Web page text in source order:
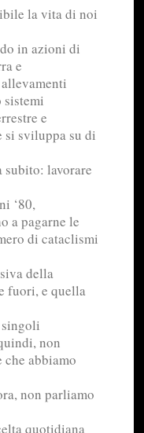
la vita di noi
in azioni di
e
e
si sviluppa su di
subito: lavorare
‘80,
a pagarne le
di cataclismi
della
fuori, e quella
singoli
non
abbiamo
non parliamo
quotidiana